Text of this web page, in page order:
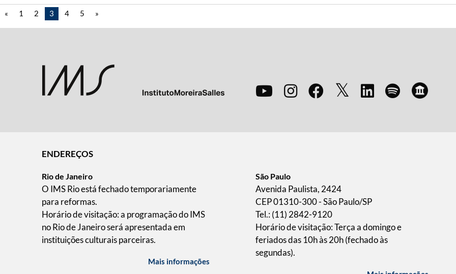
« 1 2 3 4 5 »
ENDEREÇOS
Rio de Janeiro
O IMS Rio está fechado temporariamente
para reformas.
Horário de visitação: a programação do IMS
no Rio de Janeiro será apresentada em
instituições culturais parceiras.
Mais informações
São Paulo
Avenida Paulista, 2424
CEP 01310-300 - São Paulo/SP
Tel.: (11) 2842-9120
Horário de visitação: Terça a domingo e
feriados das 10h às 20h (fechado às
segundas).